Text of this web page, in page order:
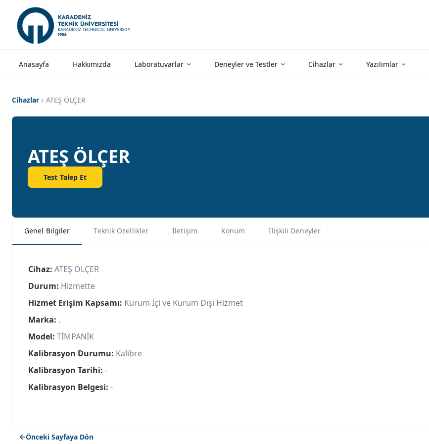
Anasayfa Hakkımızda Laboratuvarlar Deneyler ve Testler Cihazlar Yazılımlar
Cihazlar ATEŞ ÖLÇER
ATEŞ ÖLÇER
Test Talep Et
Genel Bilgiler Teknik Özellikler İletişim Konum İlişkili Deneyler
Cihaz: ATEŞ ÖLÇER
Durum: Hizmette
Hizmet Erişim Kapsamı: Kurum İçi ve Kurum Dışı Hizmet
Marka: .
Model: TİMPANİK
Kalibrasyon Durumu: Kalibre
Kalibrasyon Tarihi: -
Kalibrasyon Belgesi: -
Önceki Sayfaya Dön